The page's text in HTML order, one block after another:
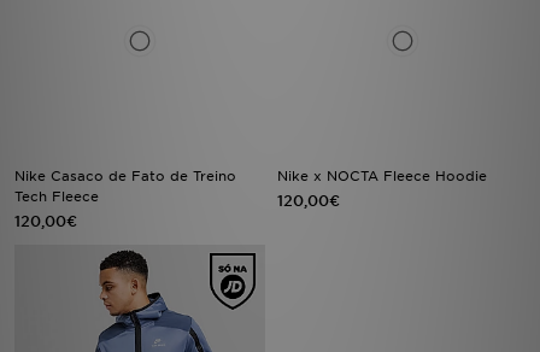
Nike Casaco de Fato de Treino
Tech Fleece
120,00€
Nike x NOCTA Fleece Hoodie
120,00€